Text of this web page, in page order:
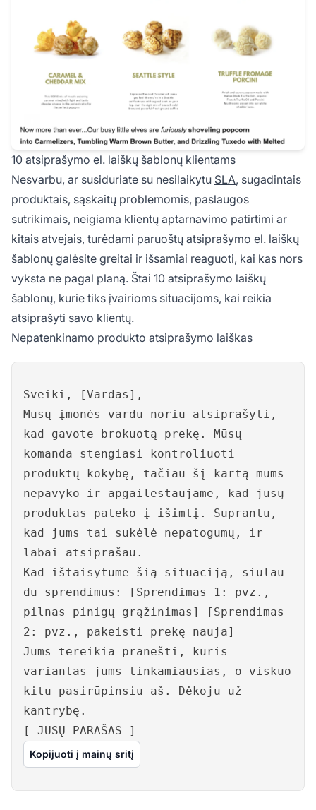
10 atsiprašymo el. laiškų šablonų klientams
Nesvarbu, ar susiduriate su nesilaikytu SLA, sugadintais
produktais, sąskaitų problemomis, paslaugos
sutrikimais, neigiama klientų aptarnavimo patirtimi ar
kitais atvejais, turėdami paruoštų atsiprašymo el. laiškų
šablonų galėsite greitai ir išsamiai reaguoti, kai kas nors
vyksta ne pagal planą. Štai 10 atsiprašymo laiškų
šablonų, kurie tiks įvairioms situacijoms, kai reikia
atsiprašyti savo klientų.
Nepatenkinamo produkto atsiprašymo laiškas
Sveiki, [Vardas],
Mūsų įmonės vardu noriu atsiprašyti,
kad gavote brokuotą prekę. Mūsų
komanda stengiasi kontroliuoti
produktų kokybę, tačiau šį kartą mums
nepavyko ir apgailestaujame, kad jūsų
produktas pateko į išimtį. Suprantu,
kad jums tai sukėlė nepatogumų, ir
labai atsiprašau.
Kad ištaisytume šią situaciją, siūlau
du sprendimus: [Sprendimas 1: pvz.,
pilnas pinigų grąžinimas] [Sprendimas
2: pvz., pakeisti prekę nauja]
Jums tereikia pranešti, kuris
variantas jums tinkamiausias, o viskuo
kitu pasirūpinsiu aš. Dėkoju už
kantrybę.
[ JŪSŲ PARAŠAS ]
Kopijuoti į mainų sritį